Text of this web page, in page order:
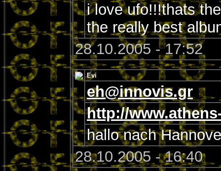
i love ufo!!!thats
the really best
28.10.2005 - 17:52
Evi
eh@innovis.gr
http://
hallo nach
28.10.2005 - 16:40